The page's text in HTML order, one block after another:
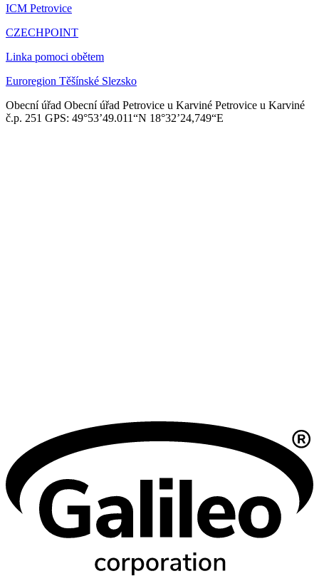
ICM Petrovice
CZECHPOINT
Linka pomoci obětem
Euroregion Těšínské Slezsko
Obecní úřad Obecní úřad Petrovice u Karviné Petrovice u Karviné
č.p. 251 GPS: 49°53’49.011“N 18°32’24,749“E